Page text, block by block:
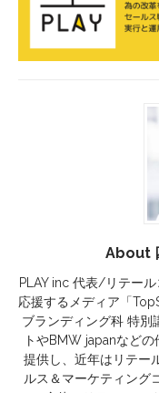
About
PLAY inc 代表/リテー
応援するメディア「
ブランディング科 特別
トやBMW japanなど
提供し、近年はリテー
ルス＆マーケティング